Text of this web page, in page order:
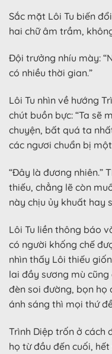
Sắc mặt Lôi Tu biến
hai chữ âm trầm,
Đội trưởng nhíu mày:
có nhiều thời gian.”
Lôi Tu nhìn về hướng
chút buồn bực: “Ta sẽ
chuyện, bất quá ta
các ngươi chuẩn bị một
“Đây là đương nhiên.”
thiếu, chẳng lẽ còn
này chịu ủy khuất hay
Lôi Tu liền thông báo
có người khống chế
nhìn thấy Lôi thiếu
lai đầy sương mù
đèn soi đường, bọn họ
ánh sáng thì mọi thứ
Trình Diệp trốn ở cách
họ từ đầu đến cuối,